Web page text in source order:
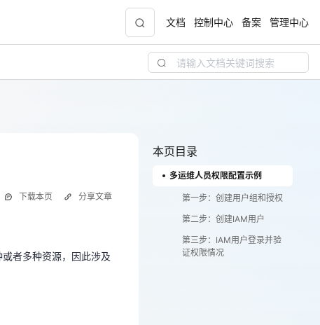
，
国家云助力中小企业腾飞，高额上云补贴重磅
金
文档 控制中心 备案 管理中心
下载本页
者多种资源，因此涉及
分享文章
者多种资源，因此涉及
本页目录
多运维人员权限配置示例
第一步：创建用户组和授权
第二步：创建IAM用户
第三步：IAM用户登录并验
证权限情况